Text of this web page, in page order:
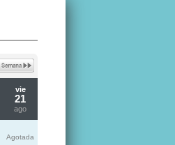
vie
21
ago
Agotada